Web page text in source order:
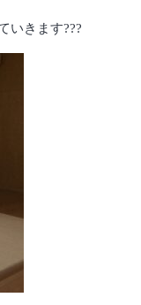
いきます???